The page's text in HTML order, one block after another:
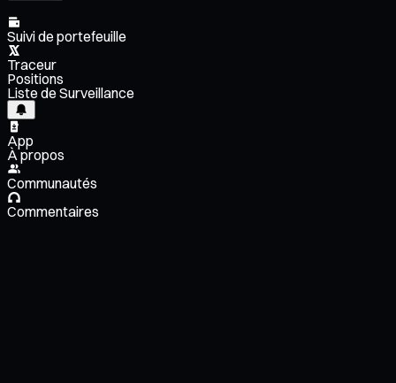
Suivi de portefeuille
Traceur
Positions
Liste de Surveillance
App
À propos
Communautés
Commentaires